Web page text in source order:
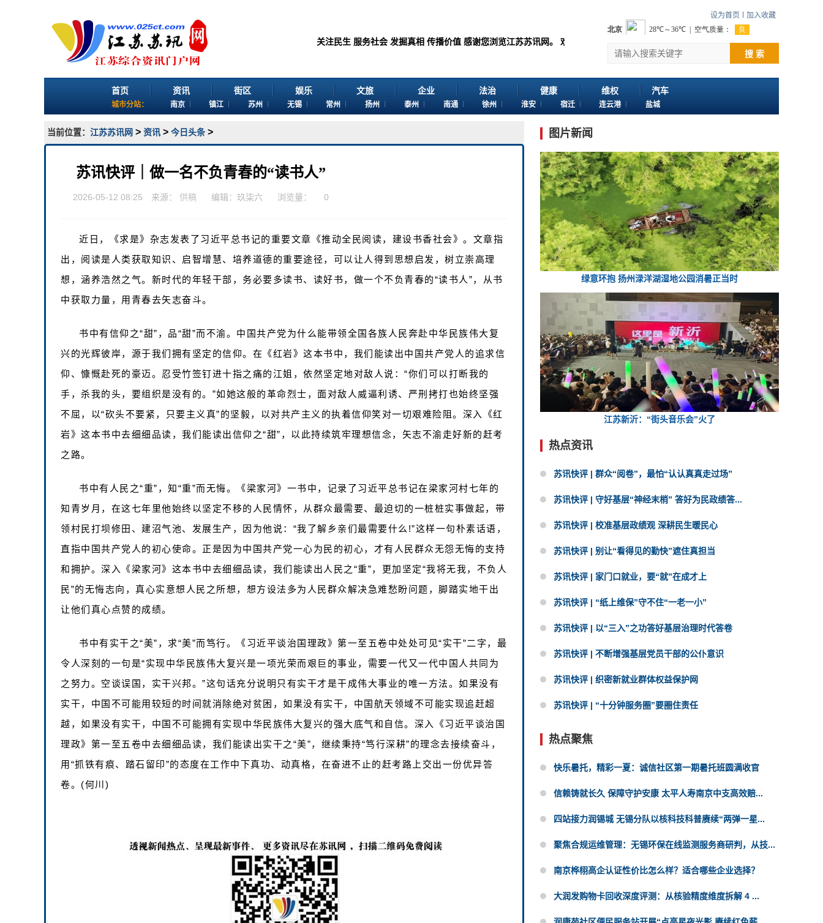
设为首页 加入收藏
关注民生 服务社会 发掘真相 传播价值 感谢您浏览江苏苏讯网。 欢迎投稿：邮箱724922822@qq.com 客服电话：025-86163400
搜 索
首页 资讯 街区 娱乐 文旅 企业 法治 健康 维权 汽车
城市分站： 南京 镇江 苏州 无锡 常州 扬州 泰州 南通 徐州 淮安 宿迁 连云港 盐城
当前位置： 江苏苏讯网 > 资讯 > 今日头条 >
苏讯快评｜做一名不负青春的“读书人”
2026-05-12 08:25 来源： 供稿 编辑：玖柒六 浏览量： 0
近日，《求是》杂志发表了习近平总书记的重要文章《推动全民阅读，建设书香社会》。文章指
出，阅读是人类获取知识、启智增慧、培养道德的重要途径，可以让人得到思想启发，树立崇高理
想，涵养浩然之气。新时代的年轻干部，务必要多读书、读好书，做一个不负青春的“读书人”，从书
中获取力量，用青春去矢志奋斗。
书中有信仰之“甜”，品“甜”而不渝。中国共产党为什么能带领全国各族人民奔赴中华民族伟大复
兴的光辉彼岸，源于我们拥有坚定的信仰。在《红岩》这本书中，我们能读出中国共产党人的追求信
仰、慷慨赴死的豪迈。忍受竹签钉进十指之痛的江姐，依然坚定地对敌人说：“你们可以打断我的
手，杀我的头，要组织是没有的。”如她这般的革命烈士，面对敌人威逼利诱、严刑拷打也始终坚强
不屈，以“砍头不要紧，只要主义真”的坚毅，以对共产主义的执着信仰笑对一切艰难险阻。深入《红
岩》这本书中去细细品读，我们能读出信仰之“甜”，以此持续筑牢理想信念，矢志不渝走好新的赶考
之路。
书中有人民之“重”，知“重”而无悔。《梁家河》一书中，记录了习近平总书记在梁家河村七年的
知青岁月，在这七年里他始终以坚定不移的人民情怀，从群众最需要、最迫切的一桩桩实事做起，带
领村民打坝修田、建沼气池、发展生产，因为他说：“我了解乡亲们最需要什么!”这样一句朴素话语，
直指中国共产党人的初心使命。正是因为中国共产党一心为民的初心，才有人民群众无怨无悔的支持
和拥护。深入《梁家河》这本书中去细细品读，我们能读出人民之“重”，更加坚定“我将无我，不负人
民”的无悔志向，真心实意想人民之所想，想方设法多为人民群众解决急难愁盼问题，脚踏实地干出
让他们真心点赞的成绩。
书中有实干之“美”，求“美”而笃行。《习近平谈治国理政》第一至五卷中处处可见“实干”二字，最
令人深刻的一句是“实现中华民族伟大复兴是一项光荣而艰巨的事业，需要一代又一代中国人共同为
之努力。空谈误国，实干兴邦。”这句话充分说明只有实干才是干成伟大事业的唯一方法。如果没有
实干，中国不可能用较短的时间就消除绝对贫困，如果没有实干，中国航天领域不可能实现追赶超
越，如果没有实干，中国不可能拥有实现中华民族伟大复兴的强大底气和自信。深入《习近平谈治国
理政》第一至五卷中去细细品读，我们能读出实干之“美”，继续秉持“笃行深耕”的理念去接续奋斗，
用“抓铁有痕、踏石留印”的态度在工作中下真功、动真格，在奋进不止的赶考路上交出一份优异答
卷。(何川)
图片新闻
绿意环抱 扬州渌洋湖湿地公园消暑正当时
江苏新沂：“街头音乐会”火了
热点资讯
苏讯快评 | 群众“阅卷”，最怕“认认真真走过场”
苏讯快评 | 守好基层“神经末梢” 答好为民政绩答...
苏讯快评 | 校准基层政绩观 深耕民生暖民心
苏讯快评 | 别让“看得见的勤快”遮住真担当
苏讯快评 | 家门口就业，要“就”在成才上
苏讯快评 | “纸上维保”守不住“一老一小”
苏讯快评 | 以“三入”之功答好基层治理时代答卷
苏讯快评 | 不断增强基层党员干部的公仆意识
苏讯快评 | 织密新就业群体权益保护网
苏讯快评 | “十分钟服务圈”要圈住责任
热点聚焦
快乐暑托，精彩一夏：诚信社区第一期暑托班圆满收官
信赖铸就长久 保障守护安康 太平人寿南京中支高效赔...
四站接力润锡城 无锡分队以核科技科普赓续“两弹一星...
聚焦合规运维管理：无锡环保在线监测服务商研判，从技...
南京桦栩高企认证性价比怎么样？适合哪些企业选择？
大润发购物卡回收深度评测：从核验精度维度拆解 4 ...